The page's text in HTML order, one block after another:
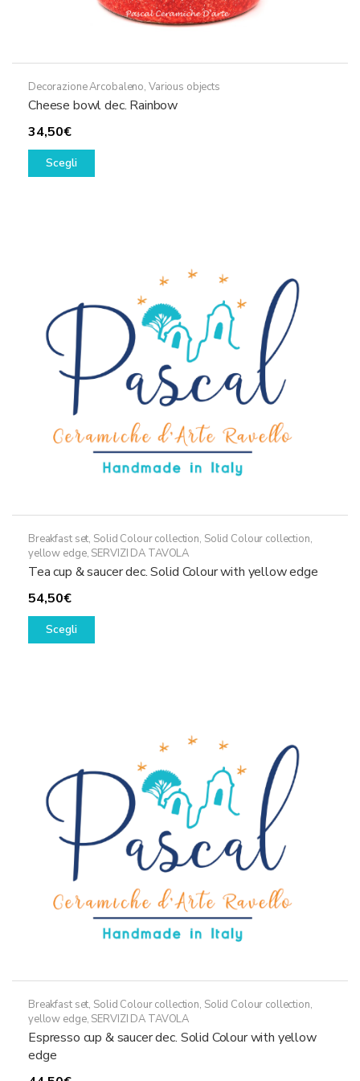
Decorazione Arcobaleno, Various objects
Cheese bowl dec. Rainbow
34,50€
Scegli
Questo
essere
scelte
pagina
del
prodotto
Breakfast set, Solid Colour collection, Solid Colour collection,
yellow edge, SERVIZI DA TAVOLA
Tea cup & saucer dec. Solid Colour with yellow edge
54,50€
Scegli
Questo
essere
scelte
pagina
del
prodotto
Breakfast set, Solid Colour collection, Solid Colour collection,
yellow edge, SERVIZI DA TAVOLA
Espresso cup & saucer dec. Solid Colour with yellow
edge